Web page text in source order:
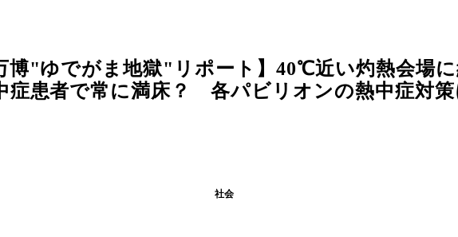
博"ゆでがま地獄"リポート】40℃近い灼熱会場
患者で常に満床？ 各パビリオンの熱中症対策
社会